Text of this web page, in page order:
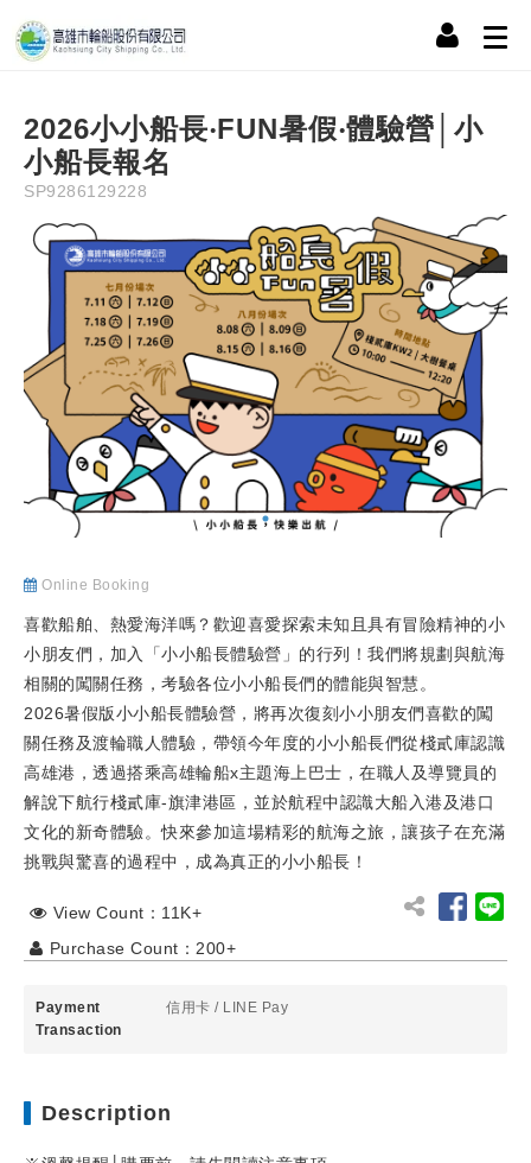
Description Information Refund Policy
2026小小船長‧FUN暑假‧體驗營│小
小船長報名
SP9286129228
Online Booking
喜歡船舶、熱愛海洋嗎？歡迎喜愛探索未知且具有冒險精神的小
小朋友們，加入「小小船長體驗營」的行列！我們將規劃與航海
相關的闖關任務，考驗各位小小船長們的體能與智慧。
2026暑假版小小船長體驗營，將再次復刻小小朋友們喜歡的闖
關任務及渡輪職人體驗，帶領今年度的小小船長們從棧貳庫認識
高雄港，透過搭乘高雄輪船x主題海上巴士，在職人及導覽員的
解說下航行棧貳庫-旗津港區，並於航程中認識大船入港及港口
文化的新奇體驗。快來參加這場精彩的航海之旅，讓孩子在充滿
挑戰與驚喜的過程中，成為真正的小小船長！
View Count：11K+
Purchase Count：200+
Payment
Transaction
信用卡 /LINE Pay
Description